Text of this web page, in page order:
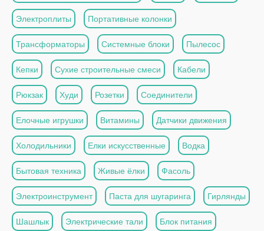
Электроплиты Портативные колонки
Трансформаторы Системные блоки Пылесос
Кепки Сухие строительные смеси Кабели
Рюкзак Худи Розетки Соединители
Елочные игрушки Витамины Датчики движения
Холодильники Елки искусственные Водка
Бытовая техника Живые ёлки Фасоль
Электроинструмент Паста для шугаринга Гирлянды
Шашлык Электрические тали Блок питания